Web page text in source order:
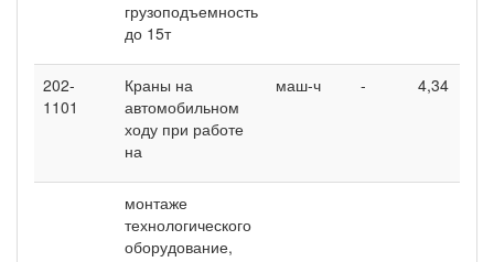
грузоподъемность
до 15т
202-
1101
Краны на
автомобильном
ходу при работе
на
маш-ч - 4,34
монтаже
технологического
оборудование,